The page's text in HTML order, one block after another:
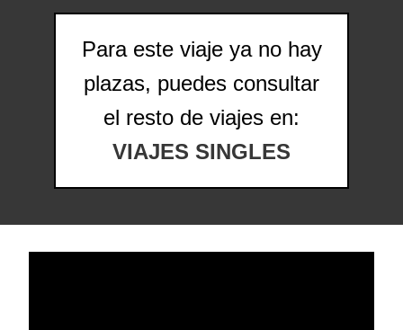
Para este viaje ya no hay
plazas, puedes consultar
el resto de viajes en:
VIAJES SINGLES